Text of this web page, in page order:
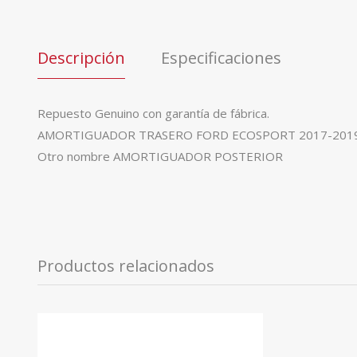
Descripción Especificaciones
Repuesto Genuino con garantía de fábrica.
AMORTIGUADOR TRASERO FORD ECOSPORT 2017-
Otro nombre AMORTIGUADOR POSTERIOR
Productos relacionados